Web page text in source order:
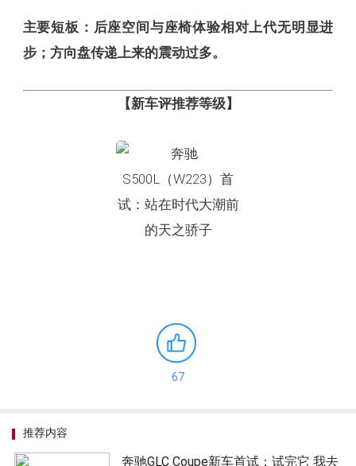
主要短板：后座空间与座椅体验相对上代无明显进
步；方向盘传递上来的震动过多。
【新车评推荐等级】
67
推荐内容
奔驰GLC Coupe新车首试：试完它 我去